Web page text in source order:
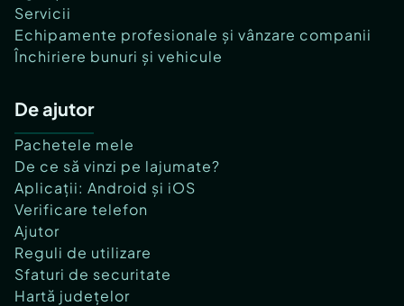
Servicii
Echipamente profesionale și vânzare companii
Închiriere bunuri și vehicule
De ajutor
Pachetele mele
De ce să vinzi pe lajumate?
Aplicații: Android și iOS
Verificare telefon
Ajutor
Reguli de utilizare
Sfaturi de securitate
Hartă județelor